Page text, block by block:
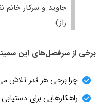
جاوید و سرکار
راز)
برخی از سرفصل‌های این
چرا برخی هر قدر تلاش
راهکارهایی برای